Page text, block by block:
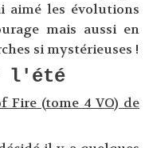
aimé les évolutions
mais aussi en
si mystérieuses !
l'été
Fire (tome 4 VO) de